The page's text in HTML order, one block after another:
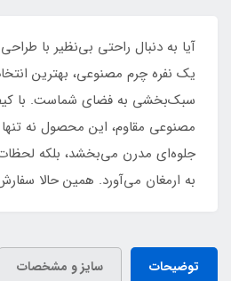
آیا به دنبال راحتی بی‌نظیر با
یک نفره چرم مصنوعی، بهترین
سبک‌بخشی به فضای شماست. با
مصنوعی مقاوم، این محصول نه
جلوه‌ای مدرن می‌بخشد، بلکه
به ارمغان می‌آورد. همین حالا
توضیحات سایز و مشخصات